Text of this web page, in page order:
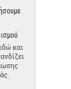
και